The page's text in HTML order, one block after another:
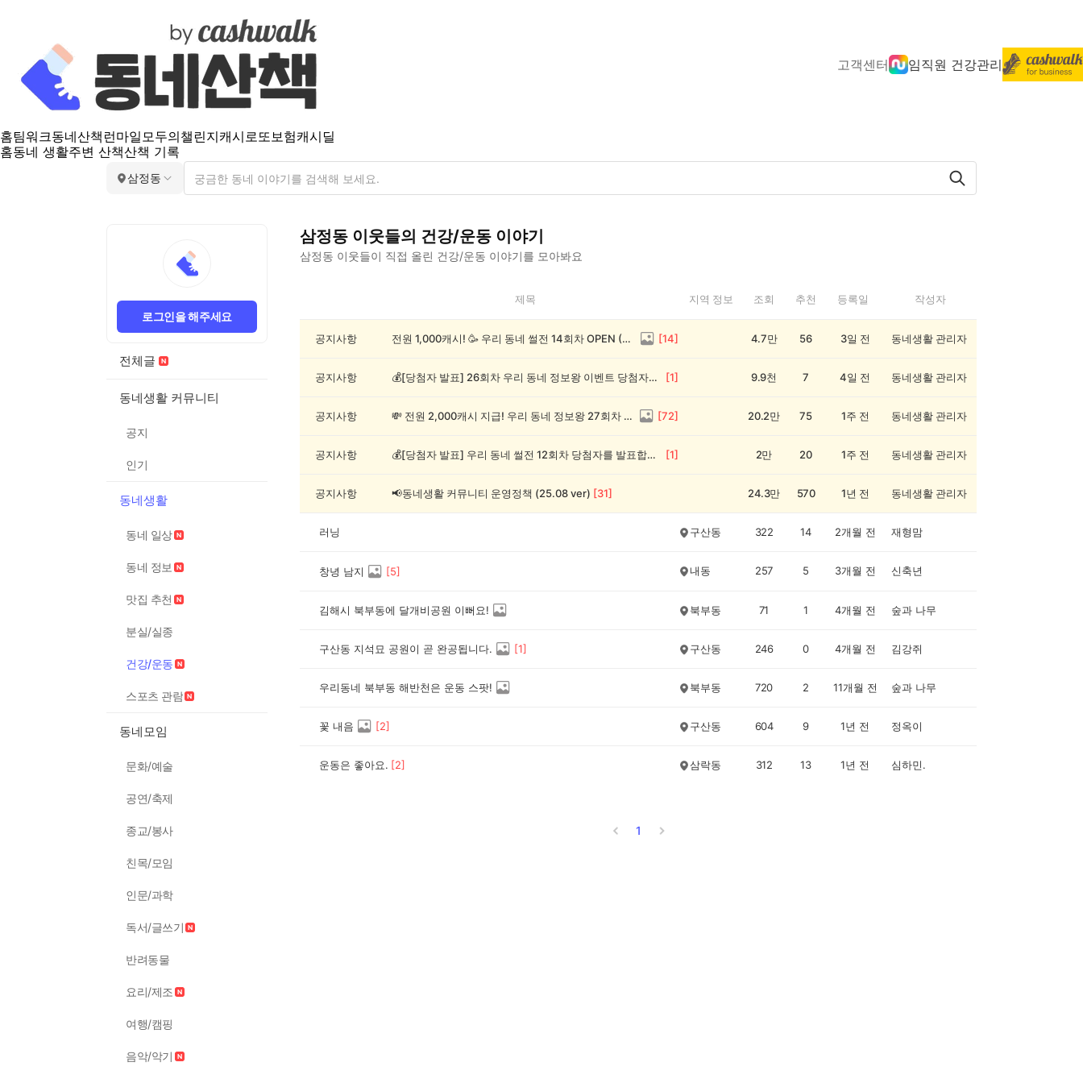
고객센터 임직원 건강관리
홈팀워크동네산책 런마일모두의챌린지캐시로또보험캐시딜
홈동네 생활주변 산책산책 기록
삼정동
로그인을 해주세요
전체글
동네생활 커뮤니티
공지
인기
동네생활
동네 일상
동네 정보
맛집 추천
분실/실종
건강/운동
스포츠 관람
동네모임
문화/예술
공연/축제
종교/봉사
친목/모임
인문/과학
독서/글쓰기
반려동물
요리/제조
여행/캠핑
음악/악기
삼정동 이웃들의 건강/운동 이야기
삼정동 이웃들이 직접 올린 건강/운동 이야기를 모아봐요
동
제목 지역 정보 조회 추천 등록일 작성자
공지사항 전원 1,000캐시! 🥳 우리 동네 썰전 14회차 OPEN (~8/17) [14] 4.7만 56 3일 전 동네생활 관리자
공지사항 💰[당첨자 발표] 26회차 우리 동네 정보왕 이벤트 당첨자를 발표합니다! [1] 9.9천 7 4일 전 동네생활 관리자
공지사항 💸 전원 2,000캐시 지급! 우리 동네 정보왕 27회차 (~8/10) [72] 20.2만 75 1주 전 동네생활 관리자
공지사항 💰[당첨자 발표] 우리 동네 썰전 12회차 당첨자를 발표합니다! [1] 2만 20 1주 전 동네생활 관리자
공지사항 📢동네생활 커뮤니티 운영정책 (25.08 ver) [31] 24.3만 570 1년 전 동네생활 관리자
러닝 구산동 322 14 2개월 전 재형맘
창녕 남지 [5] 내동 257 5 3개월 전 신축년
김해시 북부동에 달개비공원 이뻐요! 북부동 71 1 4개월 전 숲과 나무
구산동 지석묘 공원이 곧 완공됩니다. [1] 구산동 246 0 4개월 전 김강쥐
우리동네 북부동 해반천은 운동 스팟! 북부동 720 2 11개월 전 숲과 나무
꽃 내음 [2] 구산동 604 9 1년 전 정옥이
운동은 좋아요. [2] 삼락동 312 13 1년 전 심하민.
1